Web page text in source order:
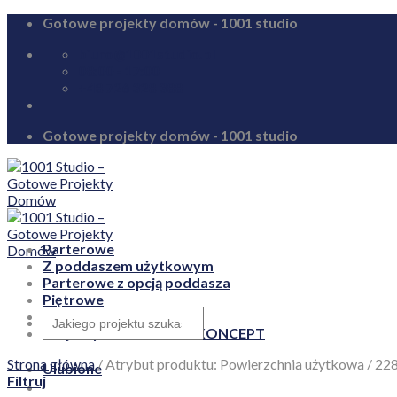
Skip
content
Gotowe projekty domów - 1001 studio
Gotowe projekty domów - 1001 studio
Ulubione
Parterowe
Z poddaszem użytkowym
Parterowe z opcją poddasza
Piętrowe
Zapytaj o rabat!
Projekty domów HomeKONCEPT
Strona główna/Atrybut produktu: Powierzchnia użytkowa /
Filtruj